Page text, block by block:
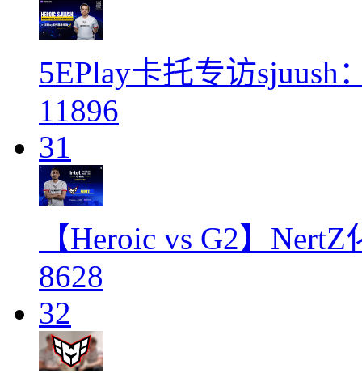
5EPlay卡托专访sjuush
11896
31
【Heroic vs G2】
8628
32